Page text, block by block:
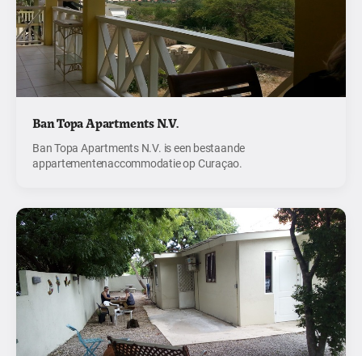
Ban Topa Apartments N.V.
Ban Topa Apartments N.V. is een bestaande
appartementenaccommodatie op Curaçao.